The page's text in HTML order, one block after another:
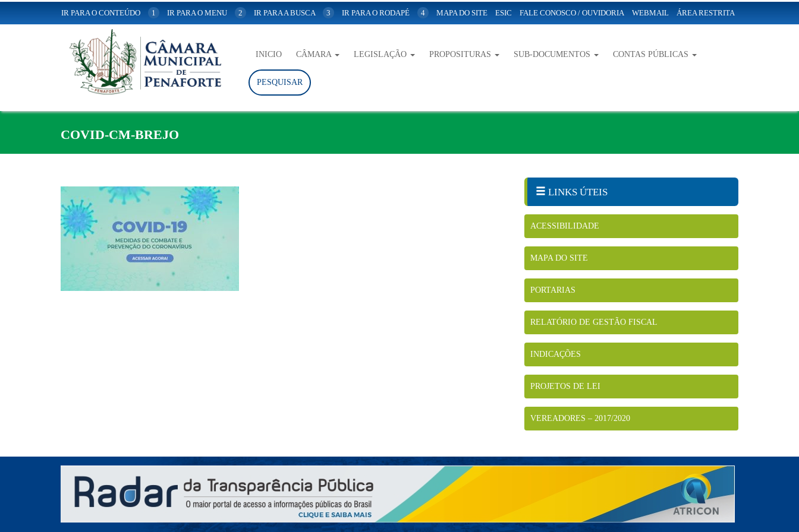
IR PARA O CONTEÚDO 1 IR PARA O MENU 2 IR PARA A BUSCA 3 IR PARA O RODAPÉ 4 MAPA DO SITE ESIC FALE CONOSCO / OUVIDORIA WEBMAIL ÁREA RESTRITA
INICIO CÂMARA LEGISLAÇÃO PROPOSITURAS SUB-DOCUMENTOS CONTAS PÚBLICAS
PESQUISAR
COVID-CM-BREJO
LINKS ÚTEIS
ACESSIBILIDADE
MAPA DO SITE
PORTARIAS
RELATÓRIO DE GESTÃO FISCAL
INDICAÇÕES
PROJETOS DE LEI
VEREADORES – 2017/2020